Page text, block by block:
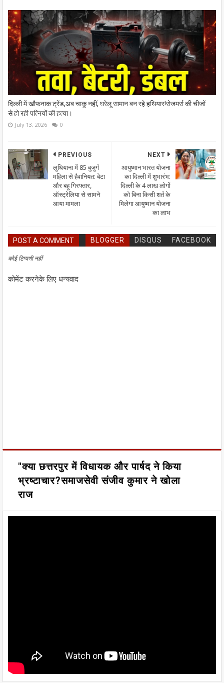
दिल्ली में खौफनाक ट्रेंड,अब चाकू नहीं, घरेलू सामान बन रहे हथियार!रोजमर्रा की चीजों
से हो रही पत्नियों की हत्या।
July 13, 2026 0
NEXT
आयुष्मान भारत योजना
का दिल्ली में शुभारंभ:
दिल्ली के 4 लाख लोगों
को बिना किसी शर्त के
मिलेगा आयुष्मान योजना
का लाभ
PREVIOUS
लुधियाना में 85 बुजुर्ग
महिला से हैवानियत: बेटा
और बहू गिरफ्तार,
ऑस्ट्रेलिया से सामने
आया मामला
POST A COMMENT BLOGGER DISQUS FACEBOOK
कोई टिप्पणी नहीं
कोमेंट करनेके लिए धन्यवाद
"क्या छत्तरपुर में विधायक और पार्षद ने किया
भ्रष्टाचार?समाजसेवी संजीव कुमार ने खोला
राज